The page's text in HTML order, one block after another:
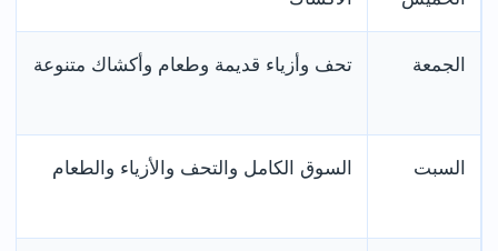
الجمعة تحف وأزياء قديمة وطعام وأكشاك متنوعة
السبت السوق الكامل والتحف والأزياء والطعام